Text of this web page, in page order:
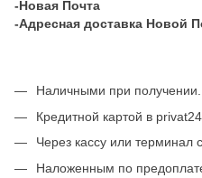
-Новая Почта
-Адресная доставка Новой
Наличными при получении.
Кредитной картой в
Через кассу или терминал
Наложенным по